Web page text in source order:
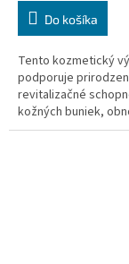
Do košíka
Tento kozmetický
podporuje
revitalizačné
kožných buniek,
rovnováhu